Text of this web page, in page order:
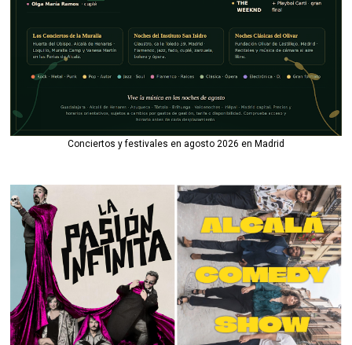
Conciertos y festivales en agosto 2026 en Madrid